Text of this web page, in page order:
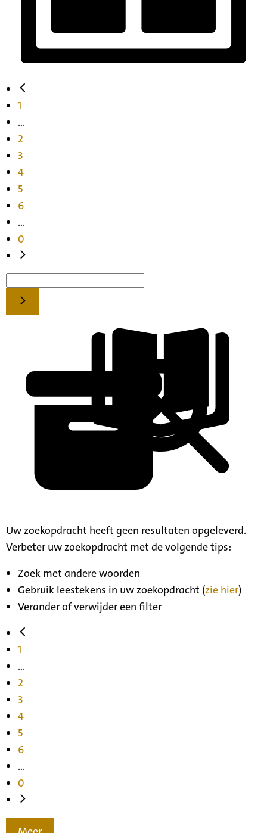
1
...
2
3
4
5
6
...
0
Uw zoekopdracht heeft geen resultaten opgeleverd.
Verbeter uw zoekopdracht met de volgende tips:
Zoek met andere woorden
Gebruik leestekens in uw zoekopdracht (zie hier)
Verander of verwijder een filter
1
...
2
3
4
5
6
...
0